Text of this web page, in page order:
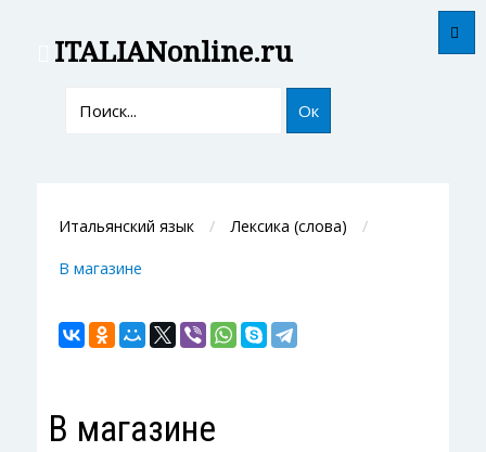
ITALIANonline.ru
Ок
Итальянский язык Лексика (слова)
В магазине
В магазине